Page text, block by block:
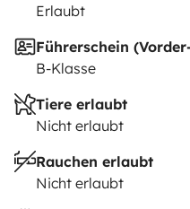
Erlaubt
Führerschein
B-Klasse
Tiere erlaubt
Nicht erlaubt
Rauchen erlaubt
Nicht erlaubt